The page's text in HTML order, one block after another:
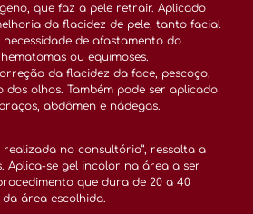
que faz a pele retrair. Aplicado
da flacidez de pele, tanto facial
de afastamento do
ou equimoses.
da flacidez da face, pescoço,
dos olhos. Também pode ser aplicado
abdômen e nádegas.
realizada no consultório”, ressalta a
Aplica-se gel incolor na área a ser
que dura de 20 a 40
área escolhida.